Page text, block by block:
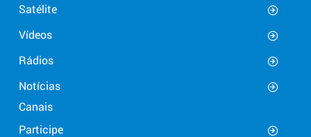
Satélite
Vídeos
Rádios
Notícias
Canais
Participe